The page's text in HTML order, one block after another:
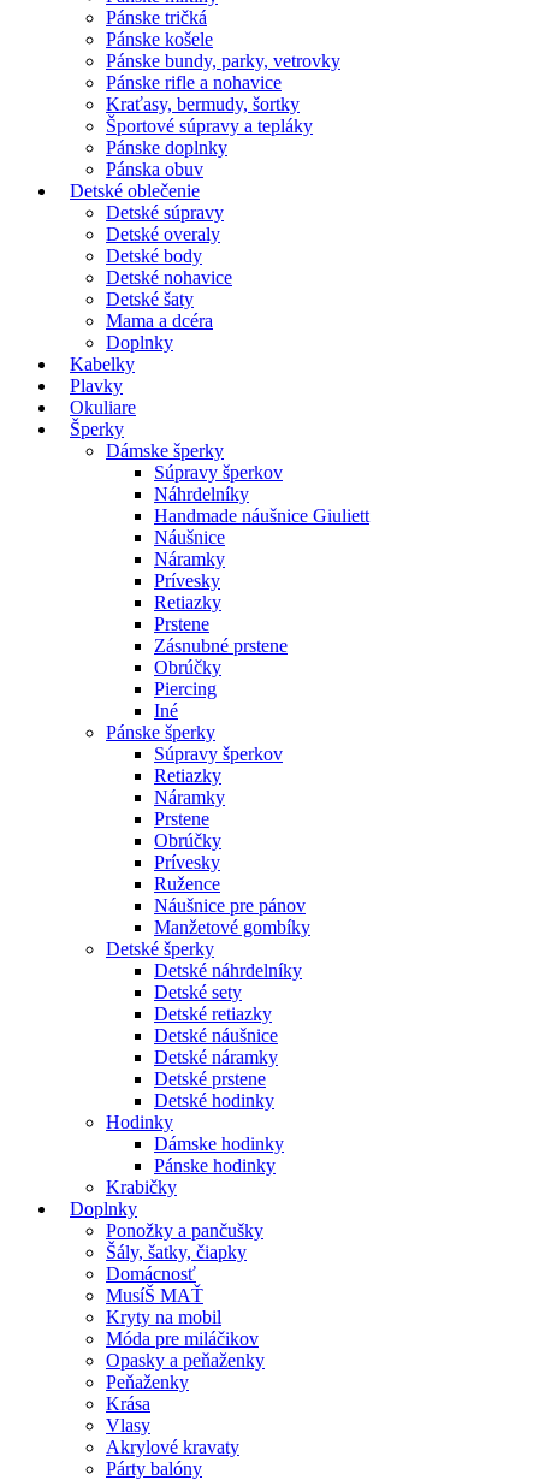
Pánske tričká
Pánske košele
Pánske bundy, parky, vetrovky
Pánske rifle a nohavice
Kraťasy, bermudy, šortky
Športové súpravy a tepláky
Pánske doplnky
Pánska obuv
Detské oblečenie
Detské súpravy
Detské overaly
Detské body
Detské nohavice
Detské šaty
Mama a dcéra
Doplnky
Kabelky
Plavky
Okuliare
Šperky
Dámske šperky
Súpravy šperkov
Náhrdelníky
Handmade náušnice Giuliett
Náušnice
Náramky
Prívesky
Retiazky
Prstene
Zásnubné prstene
Obrúčky
Piercing
Iné
Pánske šperky
Súpravy šperkov
Retiazky
Náramky
Prstene
Obrúčky
Prívesky
Ružence
Náušnice pre pánov
Manžetové gombíky
Detské šperky
Detské náhrdelníky
Detské sety
Detské retiazky
Detské náušnice
Detské náramky
Detské prstene
Detské hodinky
Hodinky
Dámske hodinky
Pánske hodinky
Krabičky
Doplnky
Ponožky a pančušky
Šály, šatky, čiapky
Domácnosť
MusíŠ MAŤ
Kryty na mobil
Móda pre miláčikov
Opasky a peňaženky
Peňaženky
Krása
Vlasy
Akrylové kravaty
Párty balóny